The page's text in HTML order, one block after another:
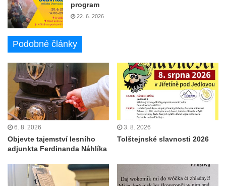
program
22. 6. 2026
Podobné články
6. 8. 2026
Objevte tajemství lesního
adjunkta Ferdinanda Náhlíka
3. 8. 2026
Tolštejnské slavnosti 2026